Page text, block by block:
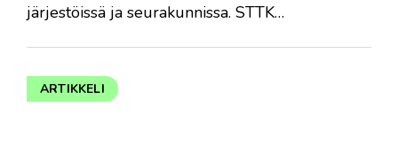
järjestöissä ja seurakunnissa. STTK…
ARTIKKELI